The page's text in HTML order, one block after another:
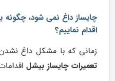
چایساز داغ نمی شود، چگونه
اقدام نماییم؟
زمانی که با مشکل داغ
تعمیرات چایساز بیشل